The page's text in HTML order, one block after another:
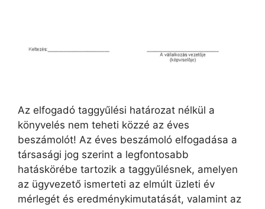
Az elfogadó taggyűlési határozat nélkül a
könyvelés nem teheti közzé az éves
beszámolót! Az éves beszámoló elfogadása a
társasági jog szerint a legfontosabb
hatáskörébe tartozik a taggyűlésnek, amelyen
az ügyvezető ismerteti az elmúlt üzleti év
mérlegét és eredménykimutatását, valamint az